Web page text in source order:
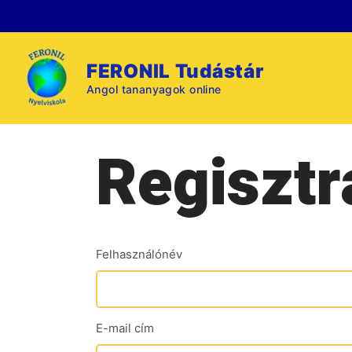
to
content
FERONIL Tudástár
Angol tananyagok online
Felhasználónév
E-mail cím